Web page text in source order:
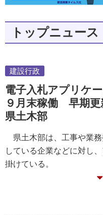
トップニュース
建設行政
電子入札アプリケ
９月末稼働 早期更
県土木部
県土木部は、工事や業
している企業などに対し
掛けている。